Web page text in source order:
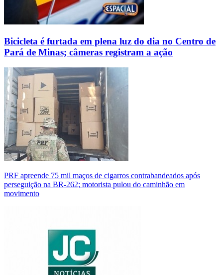
Bicicleta é furtada em plena luz do dia no Centro de
Pará de Minas; câmeras registram a ação
PRF apreende 75 mil maços de cigarros contrabandeados após
perseguição na BR-262; motorista pulou do caminhão em
movimento